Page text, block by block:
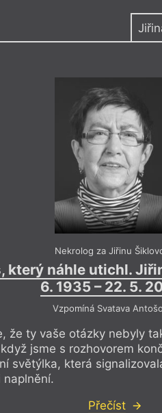
Výroční ceny
Nekrolog za Jiřinu
který náhle utichl.
6. 1935 – 22. 5.
Vzpomíná Svatava
že ty vaše otázky nebyly
jsme s rozhovorem
světýlka, která
naplnění.
Přečíst